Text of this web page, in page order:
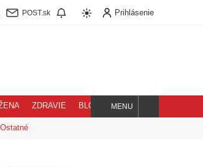
POST.sk Prihlásenie
ZDRAVIE BLOG
Hľadaj
MENU
Ostatné